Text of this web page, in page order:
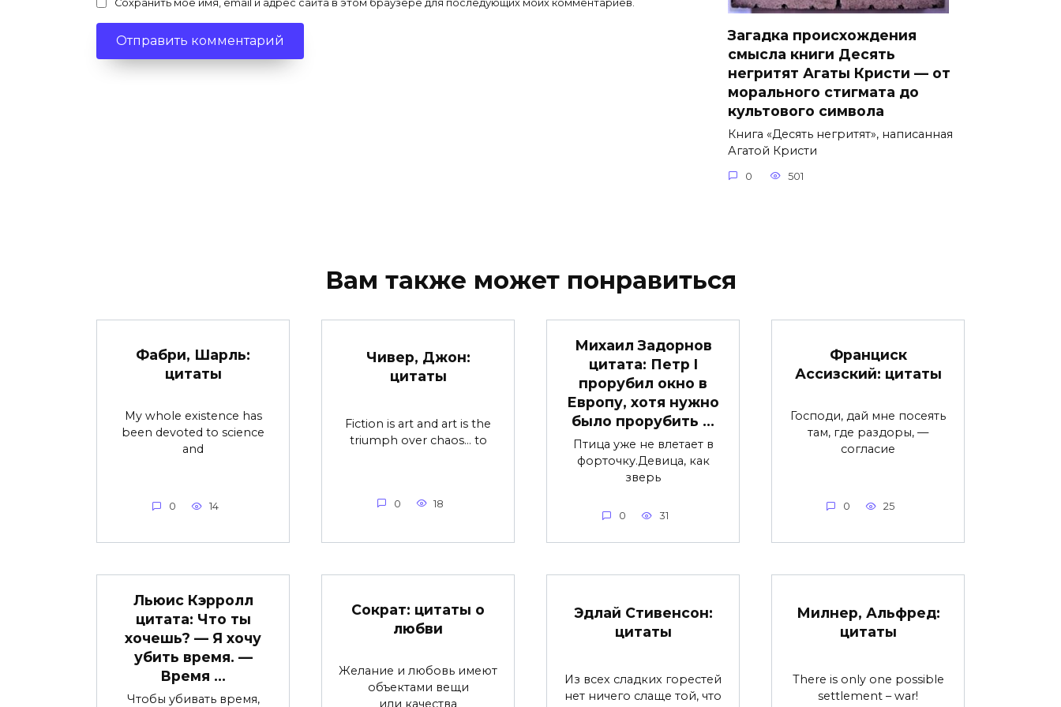
Сохранить моё имя, email и адрес сайта в этом браузере для последующих моих комментариев.
Загадка происхождения
смысла книги Десять
негритят Агаты Кристи — от
морального стигмата до
культового символа
Книга «Десять негритят», написанная
Агатой Кристи
0 501
Вам также может понравиться
Фабри, Шарль:
цитаты
My whole existence has
been devoted to science
and
0 14
Чивер, Джон:
цитаты
Fiction is art and art is the
triumph over chaos… to
0 18
Михаил Задорнов
цитата: Петр I
прорубил окно в
Европу, хотя нужно
было прорубить …
Птица уже не влетает в
форточку.Девица, как
зверь
0 31
Франциск
Ассизский: цитаты
Господи, дай мне посеять
там, где раздоры, —
согласие
0 25
Льюис Кэрролл
цитата: Что ты
хочешь? — Я хочу
убить время. —
Время …
Чтобы убивать время,
Сократ: цитаты о
любви
Желание и любовь имеют
объектами вещи
или качества
Эдлай Стивенсон:
цитаты
Из всех сладких горестей
нет ничего слаще той, что
Милнер, Альфред:
цитаты
There is only one possible
settlement – war!